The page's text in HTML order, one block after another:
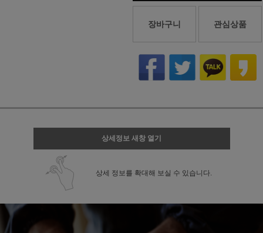
장바구니 관심상품
상세정보 새창 열기
상세 정보를 확대해 보실 수 있습니다.